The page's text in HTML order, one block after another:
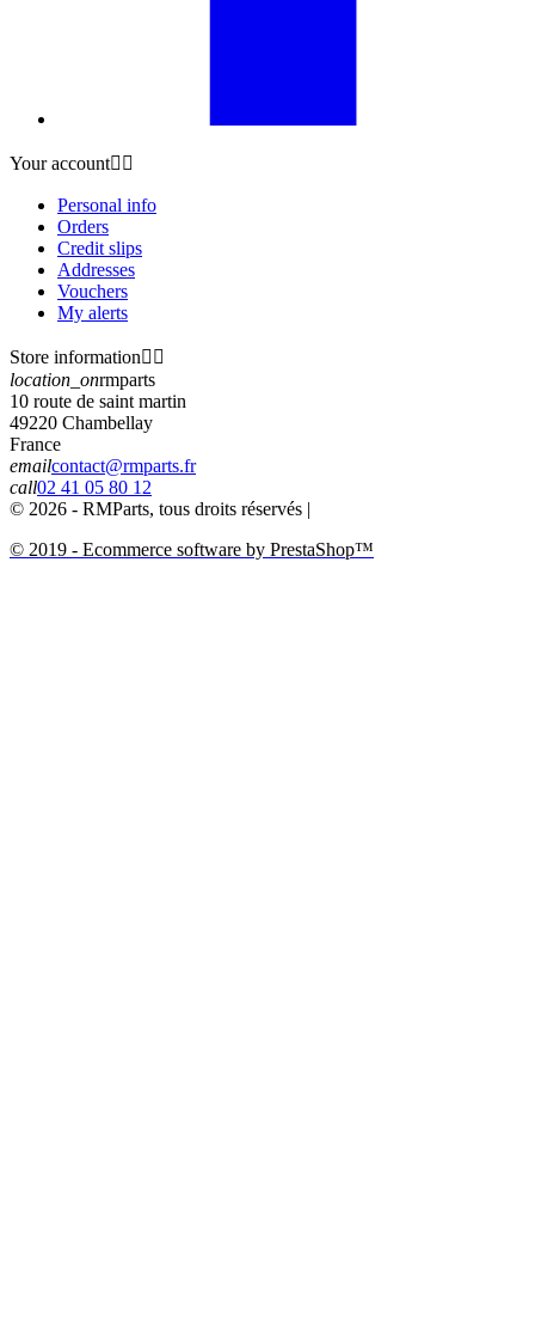
Your account 
Personal info
Orders
Credit slips
Addresses
Vouchers
My alerts
Store information 
location_onrmparts
10 route de saint martin
49220 Chambellay
France
emailcontact@rmparts.fr
call02 41 05 80 12
© 2026 - RMParts, tous droits réservés |
© 2019 - Ecommerce software by PrestaShop™